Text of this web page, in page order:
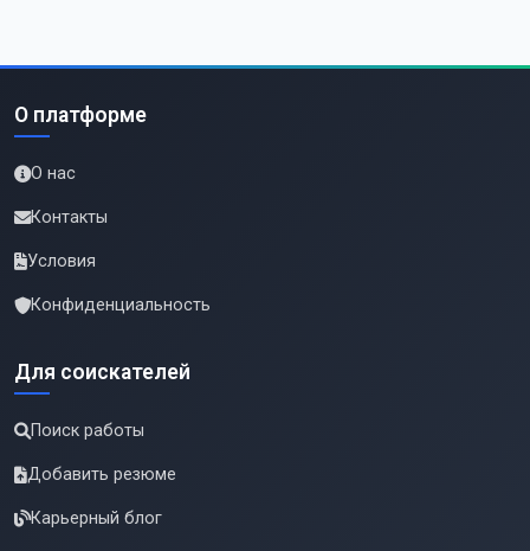
О платформе
О нас
Контакты
Условия
Конфиденциальность
Для соискателей
Поиск работы
Добавить резюме
Карьерный блог